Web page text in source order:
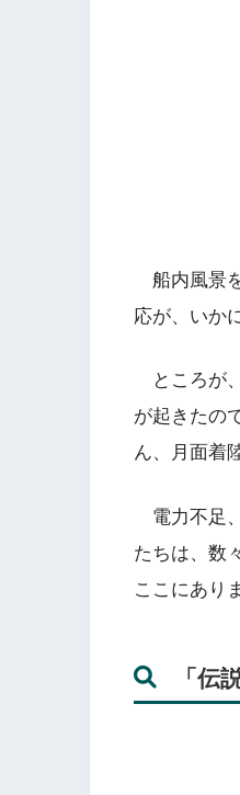
船内風景
応が、いか
ところが
が起きたの
ん、月面着
電力不足
たちは、数
ここにあり
「伝